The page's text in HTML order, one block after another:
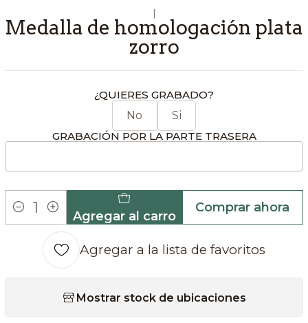
|
Medalla de homologación plata
zorro
¿QUIERES GRABADO?
No Si
GRABACIÓN POR LA PARTE TRASERA
Cantidad Agregar al carro
Comprar ahora
Agregar a la lista de favoritos
Mostrar stock de ubicaciones